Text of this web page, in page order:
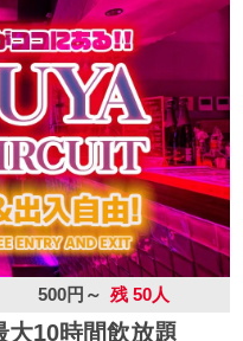
500円～ 残 50人
大10時間飲放題